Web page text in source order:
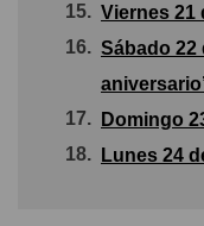
15. Viernes 21
16. Sábado 22
17.
Domingo
18.
Lunes 24